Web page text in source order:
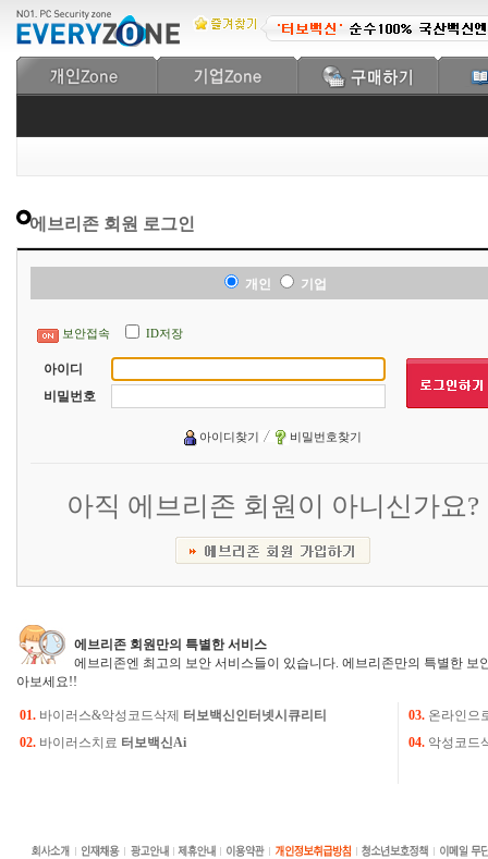
에브리존 회원 로그인
개인 기업
보안접속 ID저장
아이디
비밀번호
아이디찾기 비밀번호찾기
아직 에브리존 회원이 아니신가요?
에브리존 회원만의 특별한 서비스
에브리존엔 최고의 보안 서비스들이 있습니다. 에브리존만의 특별한 보
아보세요!!
01. 바이러스&악성코드삭제 터보백신인터넷시큐리티 03. 온라인으
02. 바이러스치료 터보백신Ai 04. 악성코드